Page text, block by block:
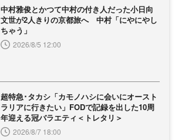
中村雅俊とかつて中村の付き人だった小日向
文世が2人きりの京都旅へ 中村「にやにやし
ちゃう」
2026/8/5 12:00
超特急･タカシ「カモノハシに会いにオースト
ラリアに行きたい」FODで記録を出した10周
年迎える冠バラエティ＜トレタリ＞
2026/8/7 18:00